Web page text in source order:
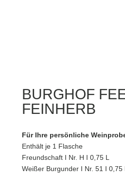
BURGHOF
FEINHERB
Für Ihre persönliche
Enthält je 1 Flasche
Freundschaft I Nr. H I 0,75 L
Weißer Burgunder I Nr. 51 I 0,75